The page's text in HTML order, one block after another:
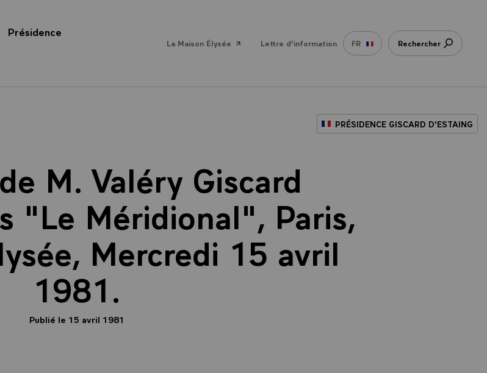
Présidence
La Maison Élysée Lettre d'information FR Rechercher
PRÉSIDENCE GISCARD D'ESTAING
M. Valéry Giscard
"Le Méridional", Paris,
Mercredi 15 avril
1981.
Publié le 15 avril 1981